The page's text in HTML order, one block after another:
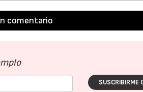
comentario
SUSCRIBIRME